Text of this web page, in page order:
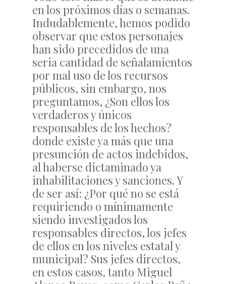
en los próximos días o semanas.
Indudablemente, hemos podido
observar que estos personajes
han sido precedidos de una
seria cantidad de señalamientos
por mal uso de los recursos
públicos, sin embargo, nos
preguntamos, ¿Son ellos los
verdaderos y únicos
responsables de los hechos?
donde existe ya más que una
presunción de actos indebidos,
al haberse dictaminado ya
inhabilitaciones y sanciones. Y
de ser así: ¿Por qué no se está
requiriendo o mínimamente
siendo investigados los
responsables directos, los jefes
de ellos en los niveles estatal y
municipal? Sus jefes directos,
en estos casos, tanto Miguel